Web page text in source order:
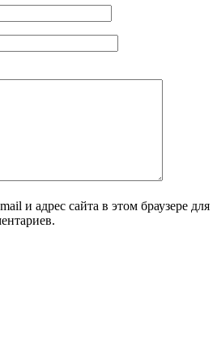
и адрес сайта в этом браузере для